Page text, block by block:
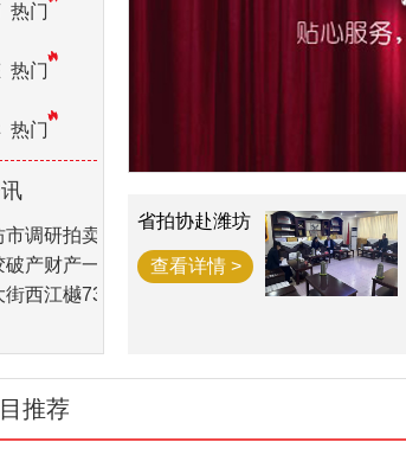
热门
热门
热门
调研拍卖企业
产财产一宗
西江樾73套房产拍卖公告
省拍协赴潍坊
业查看详情 >
推荐